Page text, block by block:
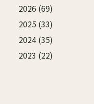
2026 (69)
2025 (33)
2024 (35)
2023 (22)